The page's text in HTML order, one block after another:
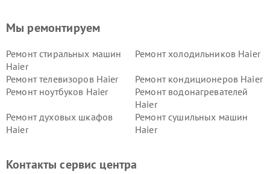
Мы ремонтируем
Ремонт стиральных машин
Haier
Ремонт холодильников Haier
Ремонт телевизоров Haier
Ремонт кондиционеров Haier
Ремонт ноутбуков Haier
Ремонт водонагревателей
Haier
Ремонт духовых шкафов
Haier
Ремонт сушильных машин
Haier
Ремонт роботов-пылесосов
Ремонт посудомоечных
Контакты сервис центра